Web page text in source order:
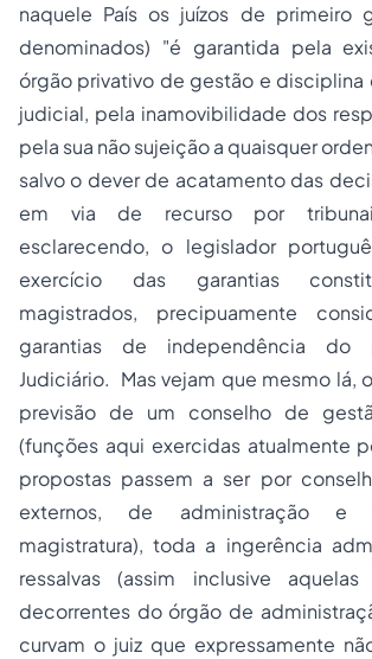
naquele País os juízos de primeiro
denominados) "é garantida pela
órgão privativo de gestão e disciplina
judicial, pela inamovibilidade dos
pela sua não sujeição a quaisquer
salvo o dever de acatamento das
em via de recurso por
esclarecendo, o legislador
exercício das garantias
magistrados, precipuamente
garantias de independência do
Judiciário. Mas vejam que mesmo lá,
previsão de um conselho de
(funções aqui exercidas atualmente
propostas passem a ser por
externos, de administração e
magistratura), toda a ingerência
ressalvas (assim inclusive aquelas
decorrentes do órgão de
curvam o juiz que expressamente